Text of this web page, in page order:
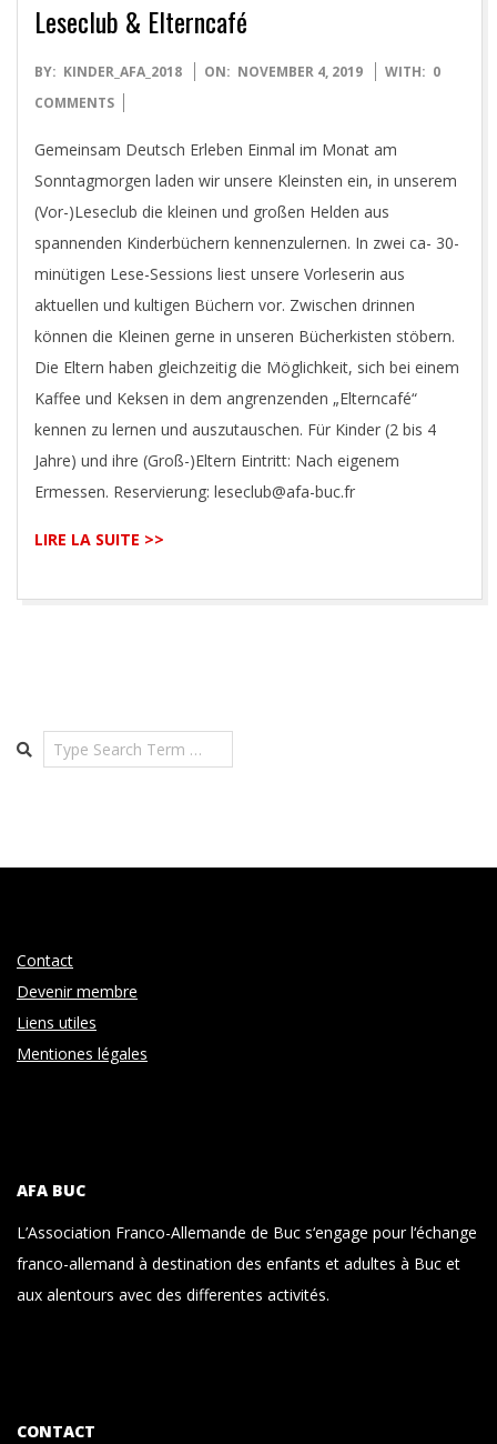
Leseclub & Elterncafé
2019-
11-
BY: KINDER_AFA_2018 ON: NOVEMBER 4, 2019 WITH: 0
COMMENTS
Gemeinsam Deutsch Erleben Einmal im Monat am
Sonntagmorgen laden wir unsere Kleinsten ein, in unserem
(Vor-)Leseclub die kleinen und großen Helden aus
spannenden Kinderbüchern kennenzulernen. In zwei ca- 30-
minütigen Lese-Sessions liest unsere Vorleserin aus
aktuellen und kultigen Büchern vor. Zwischen drinnen
können die Kleinen gerne in unseren Bücherkisten stöbern.
Die Eltern haben gleichzeitig die Möglichkeit, sich bei einem
Kaffee und Keksen in dem angrenzenden „Elterncafé“
kennen zu lernen und auszutauschen. Für Kinder (2 bis 4
Jahre) und ihre (Groß-)Eltern Eintritt: Nach eigenem
Ermessen. Reservierung: leseclub@afa-buc.fr
LIRE LA SUITE >>
Search
Contact
Devenir membre
Liens utiles
Mentiones légales
AFA BUC
L’Association Franco-Allemande de Buc s‘engage pour l‘échange
franco-allemand à destination des enfants et adultes à Buc et
aux alentours avec des differentes activités.
CONTACT